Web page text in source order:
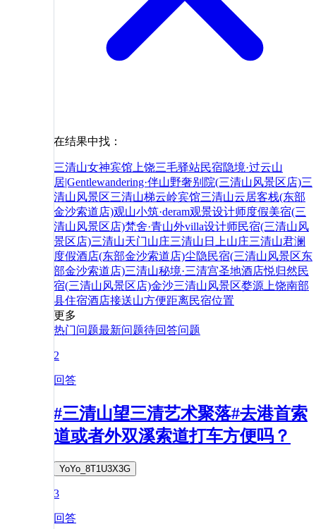
在结果中找：
三清山女神宾馆 上饶三毛驿站民宿隐境·过云山
居|Gentlewandering·伴山野奢别院(三清山风景区店)三
清山风景区三清山梯云岭宾馆三清山云居客栈(东部
金沙索道店)观山小筑·deram观景设计师度假美宿(三
清山风景区店)梵舍·青山外villa设计师民宿(三清山风
景区店)三清山天门山庄三清山日上山庄三清山君澜
度假酒店(东部金沙索道店)尘隐民宿(三清山风景区东
部金沙索道店)三清山秘境·三清宫圣地酒店悦归然民
宿(三清山风景区店)金沙三清山风景区婺源 上饶南部
县住宿酒店接送山方便距离民宿位置
更多
热门问题最新问题待回答问题
2
回答
#三清山望三清艺术聚落#去港首索
道或者外双溪索道打车方便吗？
YoYo_8T1U3X3G
3
回答